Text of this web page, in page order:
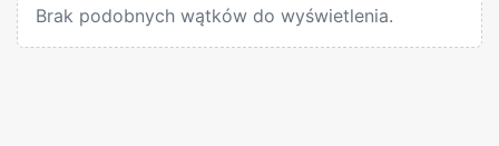
Brak podobnych wątków do wyświetlenia.